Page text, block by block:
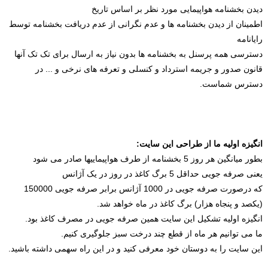
دیدن بخشنامه هواپیمایی مورد نظر بر اساس تاریخ
اطمینان از دیدن بخشنامه ها و عدم نگرانی از عدم دریافت بخشنامه توسط
رایانامه
دسترسی همه پرسنل به بخشنامه ها بدون نیاز به ارسال برای تک تک آنها
قانون صدور و جریمه استرداد و کنسلی و تعرفه های نرخی و ... در
دسترس شماست.
انگیزه اولیه ما از طراحی این سایت:
بطور میانگین هر روز 5 بخشنامه از طرف هواپیماییها صادر می شود
یعنی صرفه جویی حداقل 5 برگ کاغذ در روز در یک آژانس
که درصورت صرفه جویی در 1000 آژانس برابر صرفه جویی 150000
(یکصد و پنجاه هزار) برگ کاغذ در ماه خواهد شد.
انگیزه اولیه تشکیل این سایت همین صرفه جویی در مصرف کاغذ بود.
ما می توانیم هر ماه از قطع چند درخت سبز جلوگیری کنیم.
این سایت را به دوستان خود معرفی کنید و در این راه سهمی داشته باشید.